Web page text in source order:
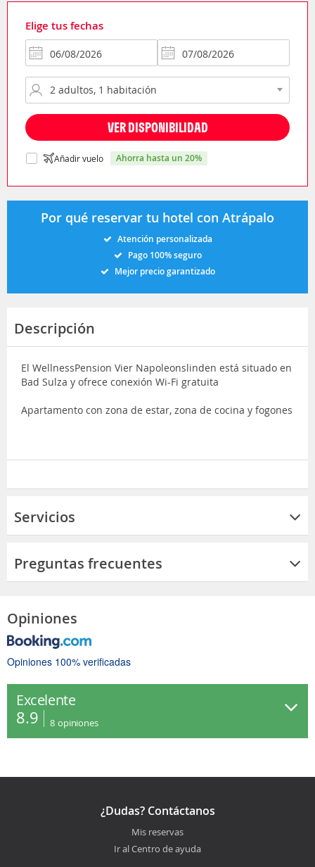
Elige tus fechas
VER DISPONIBILIDAD
Añadir vuelo ahorra hasta un 20%
Por qué reservar tu hotel con Atrápalo
Atención personalizada
Pago 100% seguro
Mejor precio garantizado
Descripción
El WellnessPension Vier Napoleonslinden está situado en
Bad Sulza y ofrece conexión Wi-Fi gratuita
Apartamento con zona de estar, zona de cocina y fogones
Servicios
Preguntas frecuentes
Opiniones
Opiniones 100% verificadas
Excelente
8.9 8 opiniones
¿Dudas? Contáctanos
Mis reservas
Ir al Centro de ayuda